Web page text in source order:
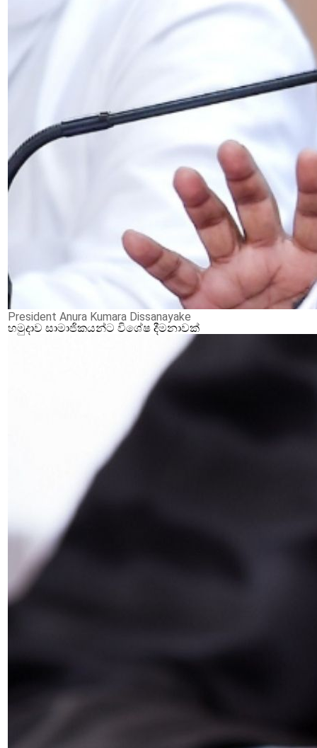
President Anura Kumara Dissanayake
හමුදාව සාමාජිකයන්ට විශේෂ දීමනාවක්